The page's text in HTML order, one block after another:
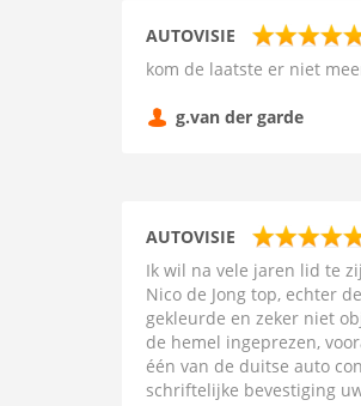
AUTOVISIE
kom de laatste er niet
g.van der garde
AUTOVISIE
Ik wil na vele jaren lid te
Nico de Jong top, echter
gekleurde en zeker niet
de hemel ingeprezen,
één van de duitse auto
schriftelijke bevestiging